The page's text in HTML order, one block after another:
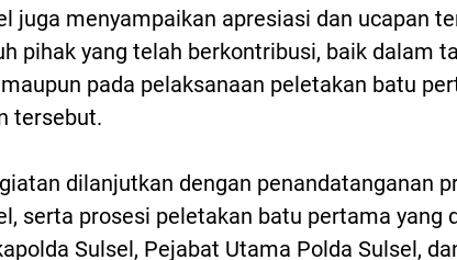
juga menyampaikan apresiasi dan ucapan
pihak yang telah berkontribusi, baik dalam
pada pelaksanaan peletakan batu
tersebut.
dilanjutkan dengan penandatanganan
serta prosesi peletakan batu pertama yang
Sulsel, Pejabat Utama Polda Sulsel,